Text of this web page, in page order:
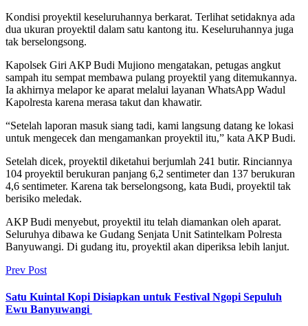
Kondisi proyektil keseluruhannya berkarat. Terlihat setidaknya ada
dua ukuran proyektil dalam satu kantong itu. Keseluruhannya juga
tak berselongsong.
Kapolsek Giri AKP Budi Mujiono mengatakan, petugas angkut
sampah itu sempat membawa pulang proyektil yang ditemukannya.
Ia akhirnya melapor ke aparat melalui layanan WhatsApp Wadul
Kapolresta karena merasa takut dan khawatir.
“Setelah laporan masuk siang tadi, kami langsung datang ke lokasi
untuk mengecek dan mengamankan proyektil itu,” kata AKP Budi.
Setelah dicek, proyektil diketahui berjumlah 241 butir. Rinciannya
104 proyektil berukuran panjang 6,2 sentimeter dan 137 berukuran
4,6 sentimeter. Karena tak berselongsong, kata Budi, proyektil tak
berisiko meledak.
AKP Budi menyebut, proyektil itu telah diamankan oleh aparat.
Seluruhya dibawa ke Gudang Senjata Unit Satintelkam Polresta
Banyuwangi. Di gudang itu, proyektil akan diperiksa lebih lanjut.
Prev Post
Satu Kuintal Kopi Disiapkan untuk Festival Ngopi Sepuluh
Ewu Banyuwangi